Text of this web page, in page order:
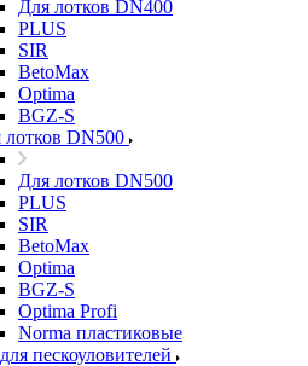
Для лотков DN400
PLUS
SIR
BetoMax
Optima
BGZ-S
лотков DN500
Для лотков DN500
PLUS
SIR
BetoMax
Optima
BGZ-S
Optima Profi
Norma пластиковые
пескоуловителей